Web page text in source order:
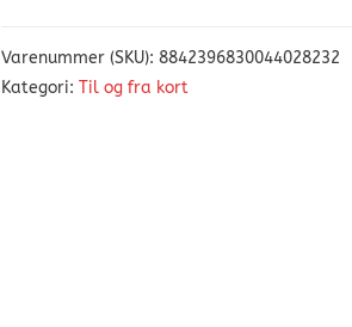
Varenummer (SKU): 8842396830044028232
Kategori: Til og fra kort